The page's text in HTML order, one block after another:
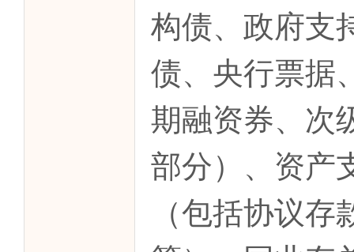
构债、政府支
债、央行票据
期融资券、次
部分）、资产
（包括协议